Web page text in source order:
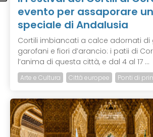
evento per assaporare
speciale di Andalusia
Cortili imbiancati a calce adornati di
garofani e fiori d’arancio: i patii di
l’anima di questa città, e dal 4 al 17 ...
Arte e Cultura Città europee Ponti di